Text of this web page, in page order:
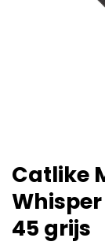
Catlike
45 grijs